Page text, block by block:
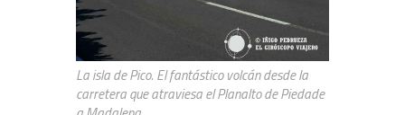
La isla de Pico. El fantástico volcán desde la
carretera que atraviesa el Planalto de Piedade